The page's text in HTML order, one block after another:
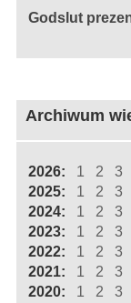
Godslut
Archiwum
2026: 1 2 3
2025:
1 2 3
2024:
1 2 3
2023:
1 2 3
2022:
1 2 3
2021:
1 2 3
2020:
1 2 3